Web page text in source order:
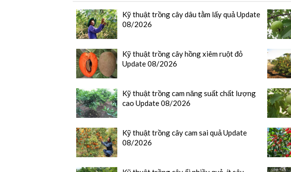
Kỹ thuật trồng cây dâu tằm lấy quả Update
08/2026
Kỹ thuật trồng cây hồng xiêm ruột đỏ
Update 08/2026
Kỹ thuật trồng cam năng suất chất lượng
cao Update 08/2026
Kỹ thuật trồng cây cam sai quả Update
08/2026